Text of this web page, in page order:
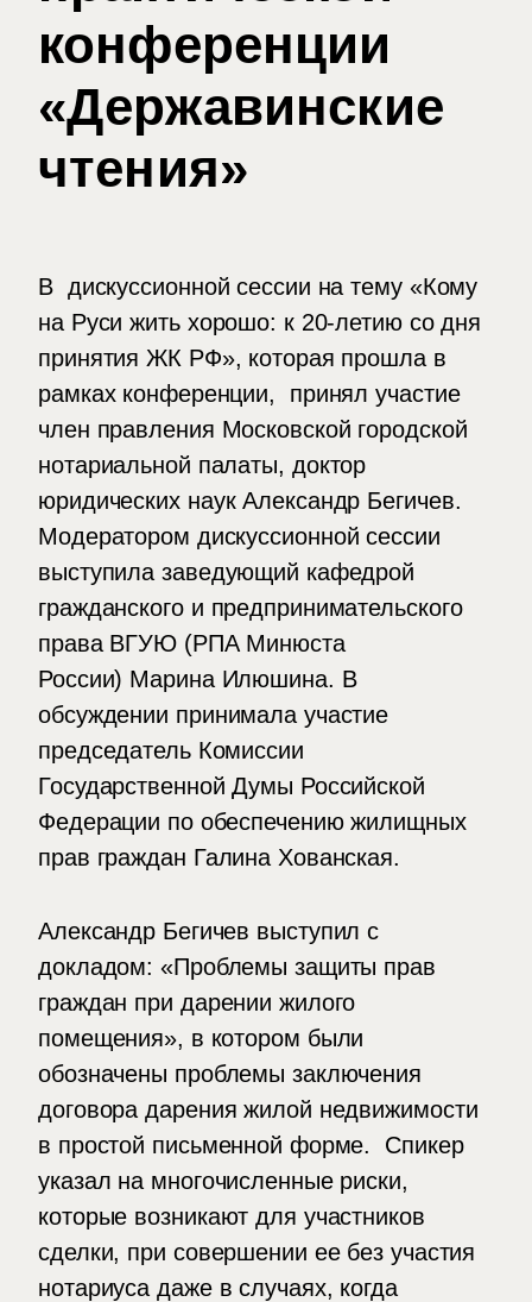
конференции
«Державинские
чтения»
В дискуссионной сессии на тему «Кому
на Руси жить хорошо: к 20-летию со дня
принятия ЖК РФ», которая прошла в
рамках конференции, принял участие
член правления Московской городской
нотариальной палаты, доктор
юридических наук Александр Бегичев.
Модератором дискуссионной сессии
выступила заведующий кафедрой
гражданского и предпринимательского
права ВГУЮ (РПА Минюста
России) Марина Илюшина. В
обсуждении принимала участие
председатель Комиссии
Государственной Думы Российской
Федерации по обеспечению жилищных
прав граждан Галина Хованская.
Александр Бегичев выступил с
докладом: «Проблемы защиты прав
граждан при дарении жилого
помещения», в котором были
обозначены проблемы заключения
договора дарения жилой недвижимости
в простой письменной форме. Спикер
указал на многочисленные риски,
которые возникают для участников
сделки, при совершении ее без участия
нотариуса даже в случаях, когда